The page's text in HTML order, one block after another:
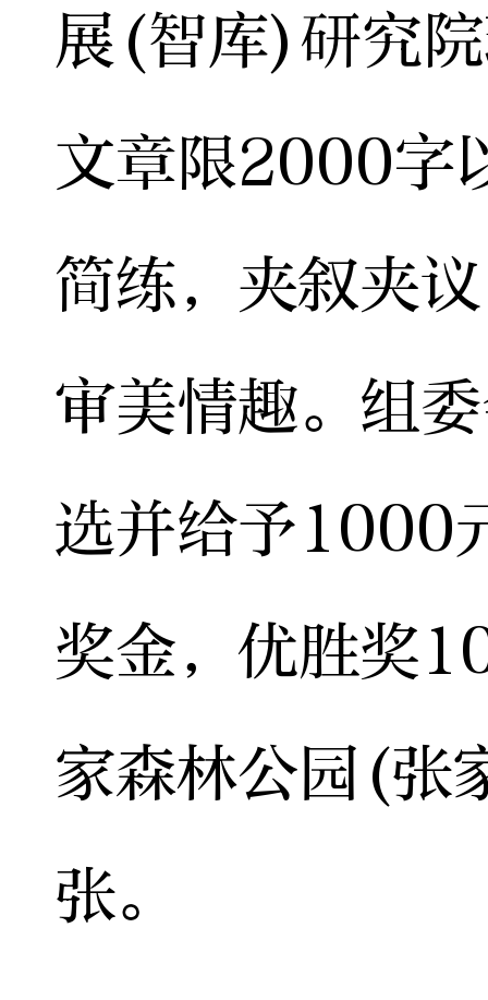
展(智库)研究
文章限2000字
简练，夹叙夹
审美情趣。组
选并给予1000
奖金，优胜奖
家森林公园(张
张。